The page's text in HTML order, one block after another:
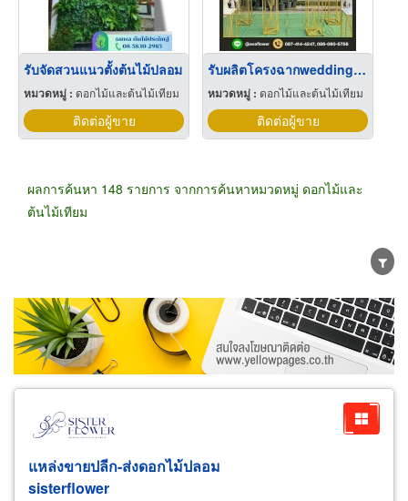
รับจัดสวนแนวตั้งต้นไม้ปลอม
หมวดหมู่ : ดอกไม้และต้นไม้เทียม
ติดต่อผู้ขาย
รับผลิตโครงฉากwedding อีเว้นท์
หมวดหมู่ : ดอกไม้และต้นไม้เทียม
ติดต่อผู้ขาย
ผลการค้นหา 148 รายการ จากการค้นหาหมวดหมู่ ดอกไม้และ
ต้นไม้เทียม
ขายส่ง ขายปลีก ผู้ผลิต
ตัวแทนจัดจำหน่าย
ผู้ส่งออก/นำเข้า
ธุรกิจบริการ
แหล่งขายปลีก-ส่งดอกไม้ปลอม
sisterflower